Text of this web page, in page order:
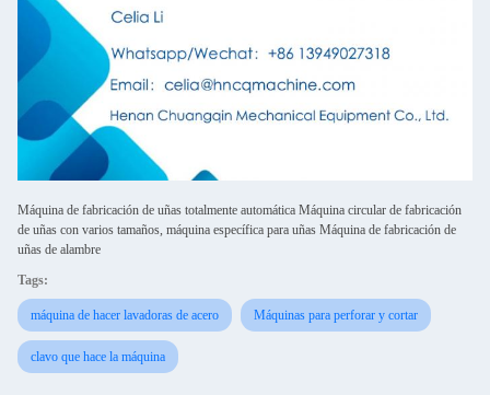
Máquina de fabricación de uñas totalmente automática Máquina circular de fabricación
de uñas con varios tamaños, máquina específica para uñas Máquina de fabricación de
uñas de alambre
Tags:
máquina de hacer lavadoras de acero Máquinas para perforar y cortar
clavo que hace la máquina